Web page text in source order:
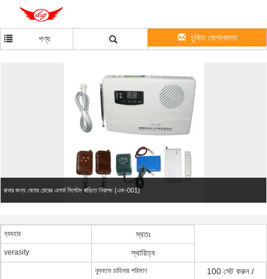
পণ্য চুক্তি যোগানদাতা
রাখার জন্য বেতার চোরের এলার্ম সিস্টেম বাড়িতে নিরাপদ (এফ-001)
ব্যবহার স্বতঃ
verasity স্থায়িত্ব
ন্যূনতম চাহিদার পরিমাণ 100 সেট করুন /